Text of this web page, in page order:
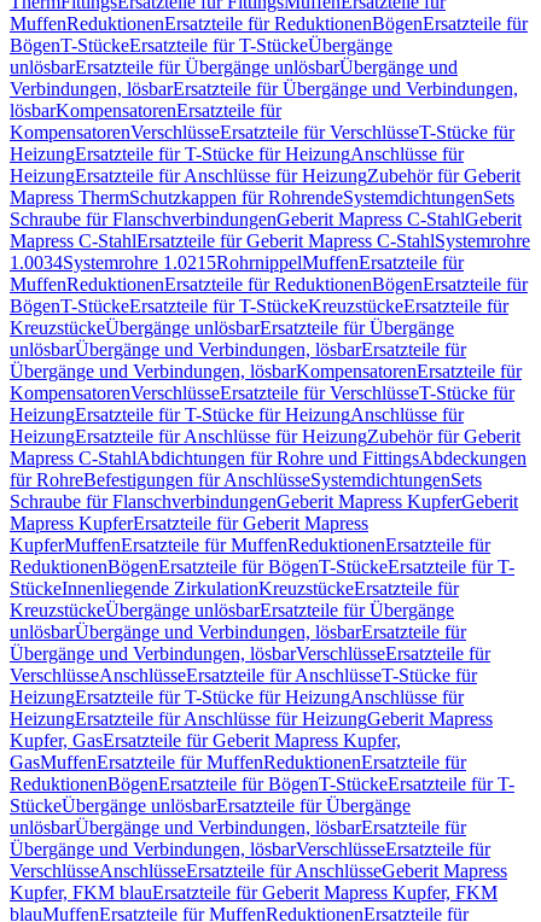
MuffenReduktionenErsatzteile für ReduktionenBögenErsatzteile für
BögenT-StückeErsatzteile für T-StückeÜbergänge
unlösbarErsatzteile für Übergänge unlösbarÜbergänge und
Verbindungen, lösbarErsatzteile für Übergänge und Verbindungen,
lösbarKompensatorenErsatzteile für
KompensatorenVerschlüsseErsatzteile für VerschlüsseT-Stücke für
HeizungErsatzteile für T-Stücke für HeizungAnschlüsse für
HeizungErsatzteile für Anschlüsse für HeizungZubehör für Geberit
Mapress ThermSchutzkappen für RohrendeSystemdichtungenSets
Schraube für FlanschverbindungenGeberit Mapress C-StahlGeberit
Mapress C-StahlErsatzteile für Geberit Mapress C-StahlSystemrohre
1.0034Systemrohre 1.0215RohrnippelMuffenErsatzteile für
MuffenReduktionenErsatzteile für ReduktionenBögenErsatzteile für
BögenT-StückeErsatzteile für T-StückeKreuzstückeErsatzteile für
KreuzstückeÜbergänge unlösbarErsatzteile für Übergänge
unlösbarÜbergänge und Verbindungen, lösbarErsatzteile für
Übergänge und Verbindungen, lösbarKompensatorenErsatzteile für
KompensatorenVerschlüsseErsatzteile für VerschlüsseT-Stücke für
HeizungErsatzteile für T-Stücke für HeizungAnschlüsse für
HeizungErsatzteile für Anschlüsse für HeizungZubehör für Geberit
Mapress C-StahlAbdichtungen für Rohre und FittingsAbdeckungen
für RohreBefestigungen für AnschlüsseSystemdichtungenSets
Schraube für FlanschverbindungenGeberit Mapress KupferGeberit
Mapress KupferErsatzteile für Geberit Mapress
KupferMuffenErsatzteile für MuffenReduktionenErsatzteile für
ReduktionenBögenErsatzteile für BögenT-StückeErsatzteile für T-
StückeInnenliegende ZirkulationKreuzstückeErsatzteile für
KreuzstückeÜbergänge unlösbarErsatzteile für Übergänge
unlösbarÜbergänge und Verbindungen, lösbarErsatzteile für
Übergänge und Verbindungen, lösbarVerschlüsseErsatzteile für
VerschlüsseAnschlüsseErsatzteile für AnschlüsseT-Stücke für
HeizungErsatzteile für T-Stücke für HeizungAnschlüsse für
HeizungErsatzteile für Anschlüsse für HeizungGeberit Mapress
Kupfer, GasErsatzteile für Geberit Mapress Kupfer,
GasMuffenErsatzteile für MuffenReduktionenErsatzteile für
ReduktionenBögenErsatzteile für BögenT-StückeErsatzteile für T-
StückeÜbergänge unlösbarErsatzteile für Übergänge
unlösbarÜbergänge und Verbindungen, lösbarErsatzteile für
Übergänge und Verbindungen, lösbarVerschlüsseErsatzteile für
VerschlüsseAnschlüsseErsatzteile für AnschlüsseGeberit Mapress
Kupfer, FKM blauErsatzteile für Geberit Mapress Kupfer, FKM
blauMuffenErsatzteile für MuffenReduktionenErsatzteile für